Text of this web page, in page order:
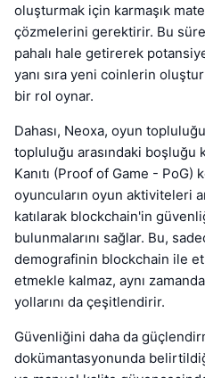
oluşturmak için karmaşık
çözmelerini gerektirir. Bu
pahalı hale getirerek
yanı sıra yeni coinlerin
bir rol oynar.
Dahası, Neoxa, oyun
topluluğu arasındaki boşluğu
Kanıtı (Proof of Game - PoG)
oyuncuların oyun aktiviteleri
katılarak blockchain'in
bulunmalarını sağlar. Bu,
demografinin blockchain ile
etmekle kalmaz, aynı
yollarını da çeşitlendirir.
Güvenliğini daha da
dokümantasyonunda